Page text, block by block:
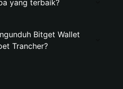
yang terbaik?
Bitget Wallet
Trancher?